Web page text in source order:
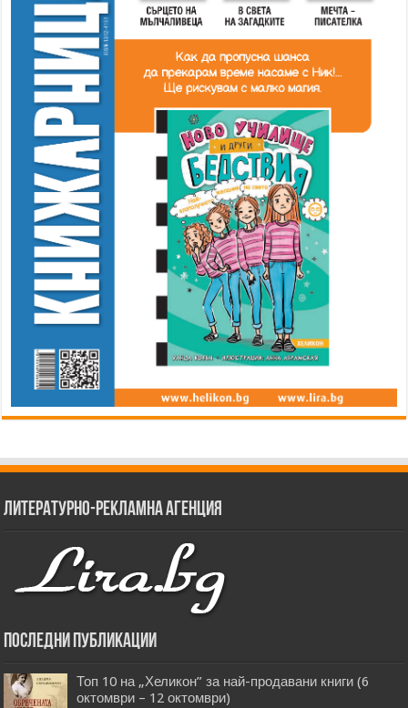
Литературно-рекламна агенция
Последни публикации
Топ 10 на „Хеликон” за най-продавани книги (6
октомври – 12 октомври)